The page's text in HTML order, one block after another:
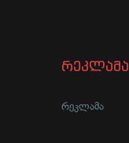
რეკლამა
რეკლამა